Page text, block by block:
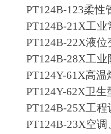
PT124B-123柔
PT124B-21X工
PT124B-22X液
PT124B-28X工
PT124Y-61X高
PT124Y-62X卫
PT124B-25X工
PT124B-23X空